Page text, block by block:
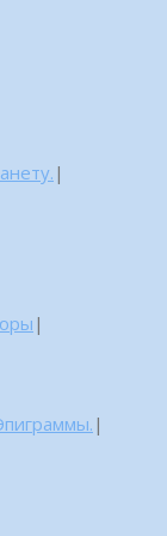
|
|
|